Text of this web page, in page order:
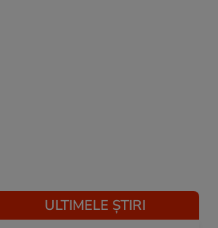
ULTIMELE ȘTIRI